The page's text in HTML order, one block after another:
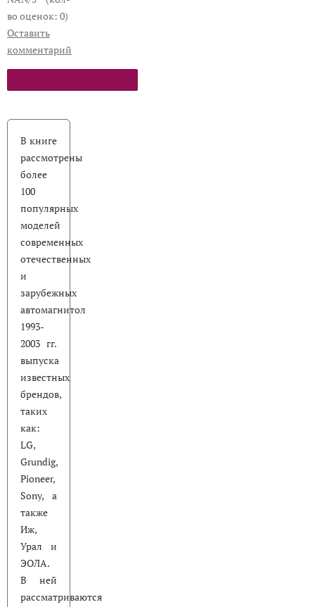
во оценок: 0)
Оставить
комментарий
В книге
рассмотрены
более
100
популярных
моделей
современных
отечественных
и
зарубежных
автомагнитол
1993-
2003 гг.
выпуска
известных
брендов,
таких
как:
LG,
Grundig,
Pioneer,
Sony, а
также
Иж,
Урал и
ЭОЛА.
В ней
рассматриваются